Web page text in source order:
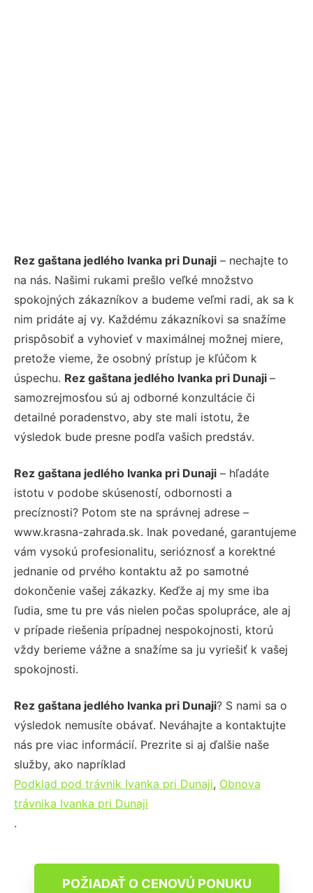
Rez gaštana jedlého Ivanka pri Dunaji – nechajte to
na nás. Našimi rukami prešlo veľké množstvo
spokojných zákazníkov a budeme veľmi radi, ak sa k
nim pridáte aj vy. Každému zákazníkovi sa snažíme
prispôsobiť a vyhovieť v maximálnej možnej miere,
pretože vieme, že osobný prístup je kľúčom k
úspechu. Rez gaštana jedlého Ivanka pri Dunaji –
samozrejmosťou sú aj odborné konzultácie či
detailné poradenstvo, aby ste mali istotu, že
výsledok bude presne podľa vašich predstáv.
Rez gaštana jedlého Ivanka pri Dunaji – hľadáte
istotu v podobe skúseností, odbornosti a
precíznosti? Potom ste na správnej adrese –
www.krasna-zahrada.sk. Inak povedané, garantujeme
vám vysokú profesionalitu, serióznosť a korektné
jednanie od prvého kontaktu až po samotné
dokončenie vašej zákazky. Keďže aj my sme iba
ľudia, sme tu pre vás nielen počas spolupráce, ale aj
v prípade riešenia prípadnej nespokojnosti, ktorú
vždy berieme vážne a snažíme sa ju vyriešiť k vašej
spokojnosti.
Rez gaštana jedlého Ivanka pri Dunaji? S nami sa o
výsledok nemusíte obávať. Neváhajte a kontaktujte
nás pre viac informácií. Prezrite si aj ďalšie naše
služby, ako napríklad
Podklad pod trávnik Ivanka pri Dunaji, Obnova
trávnika Ivanka pri Dunaji
.
POŽIADAŤ O CENOVÚ PONUKU